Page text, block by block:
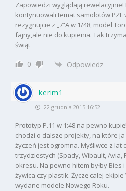
Zapowiedzi wyglądają
kontynuowali temat samolotów PZL
rezygnujcie z „7”A w 1/48, model
fajny,ale nie do kupienia. Tak
świąt
0 Odpowiedz
kerim1
22 grudnia 2015 16:52
Prototyp P.11 w 1:48 na pewno
chodzi o dalsze projekty, na które
życzeń jest ogromna. Myśliwce z lat
trzydziestych (Spady, Wibault, Avia,
okresu. Na pewno hitem byłby Bies
żywica czy plastik. Życzę całej
wydane modele Nowego Roku.